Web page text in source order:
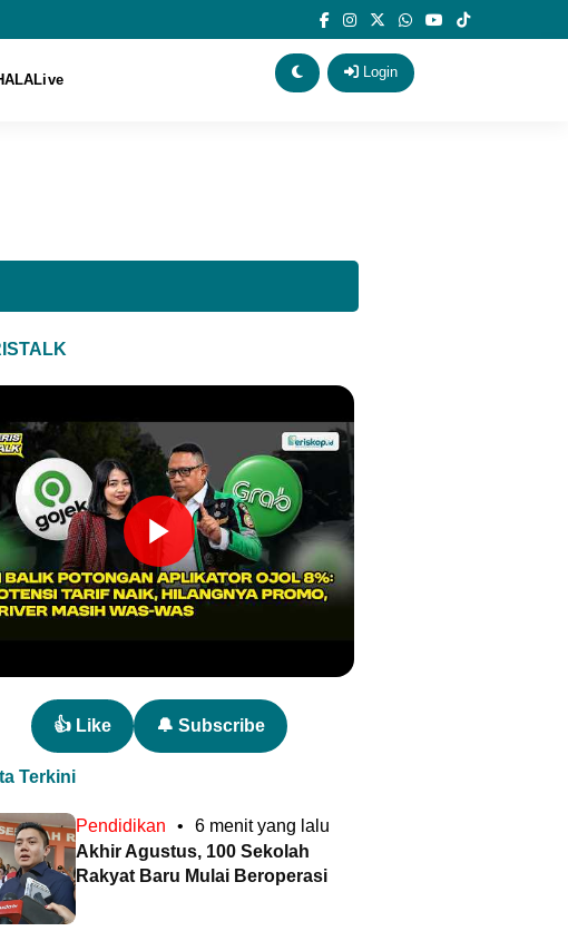
Login
👍 Like 🔔 Subscribe
Terkini
Pendidikan •
6 menit yang lalu
Akhir Agustus, 100 Sekolah
Rakyat Baru Mulai Beroperasi